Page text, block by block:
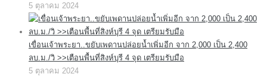
5 ตุลาคม 2024
เขื่อนเจ้าพระยา..ขยับเพดานปล่อยน้ำเพิ่มอีก จาก 2,000 เป็น 2,400
ลบ.ม./วิ >>เตือนพื้นที่สิงห์บุรี 4 จุด เตรียมรับมือ
5 ตุลาคม 2024